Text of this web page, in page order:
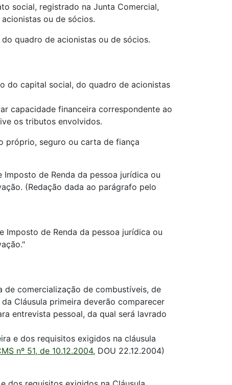
social, registrado na Junta Comercial,
ou de sócios.
quadro de acionistas ou de sócios.
do capital social, do quadro de acionistas
capacidade financeira correspondente ao
os tributos envolvidos.
próprio, seguro ou carta de fiança
de Renda da pessoa jurídica ou
(Redação dada ao parágrafo pelo
de Renda da pessoa jurídica ou
de comercialização de combustíveis, de
Cláusula primeira deverão comparecer
entrevista pessoal, da qual será lavrado
e dos requisitos exigidos na cláusula
nº 51, de 10.12.2004, DOU 22.12.2004)